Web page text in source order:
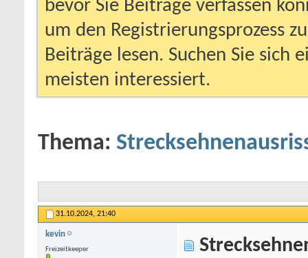
bevor Sie Beiträge verfassen
um den Registrierungsprozess
Beiträge lesen. Suchen Sie sich
meisten interessiert.
Thema:
31.10.2024, 21:40
kevin
Freizeitkeeper